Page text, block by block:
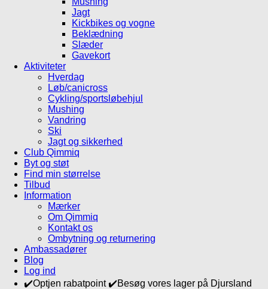
Jagt
Kickbikes og vogne
Beklædning
Slæder
Gavekort
Aktiviteter
Hverdag
Løb/canicross
Cykling/sportsløbehjul
Mushing
Vandring
Ski
Jagt og sikkerhed
Club Qimmiq
Byt og støt
Find min størrelse
Tilbud
Information
Mærker
Om Qimmiq
Kontakt os
Ombytning og returnering
Ambassadører
Blog
Log ind
✔️Optjen rabatpoint ✔️Besøg vores lager på Djursland